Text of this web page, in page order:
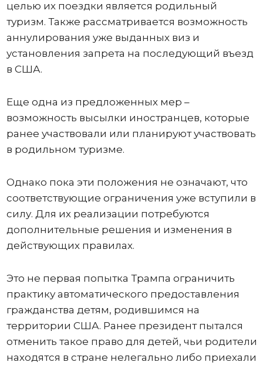
целью их поездки является родильный
туризм. Также рассматривается возможность
аннулирования уже выданных виз и
установления запрета на последующий въезд
в США.
Еще одна из предложенных мер –
возможность высылки иностранцев, которые
ранее участвовали или планируют участвовать
в родильном туризме.
Однако пока эти положения не означают, что
соответствующие ограничения уже вступили в
силу. Для их реализации потребуются
дополнительные решения и изменения в
действующих правилах.
Это не первая попытка Трампа ограничить
практику автоматического предоставления
гражданства детям, родившимся на
территории США. Ранее президент пытался
отменить такое право для детей, чьи родители
находятся в стране нелегально либо приехали